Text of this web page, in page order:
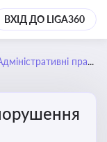
ВХІД ДО LIGA360
правопорушення